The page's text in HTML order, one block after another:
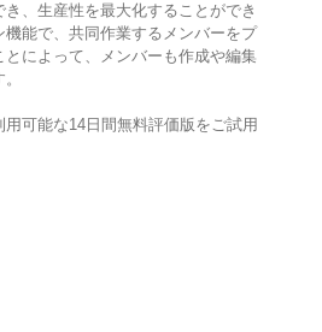
、生産性を最大化することができ
機能で、共同作業するメンバーをプ
とによって、メンバーも作成や編集
可能な14日間無料評価版をご試用